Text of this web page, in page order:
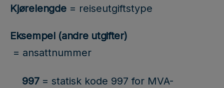
Kjørelengde= reiseutgiftstype
Eksempel (andre utgifter)
= ansattnummer
997= statisk kode 997 for MVA-